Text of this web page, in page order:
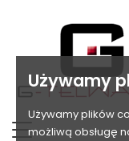
Używamy
Używamy plików
możliwą obsługę